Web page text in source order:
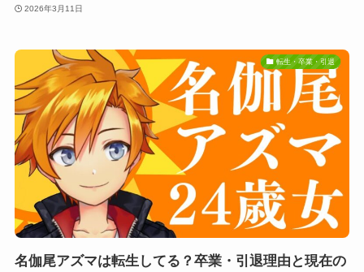
2026年3月11日
転生・卒業・引退
名伽尾アズマは転生してる？卒業・引退理由と現在の